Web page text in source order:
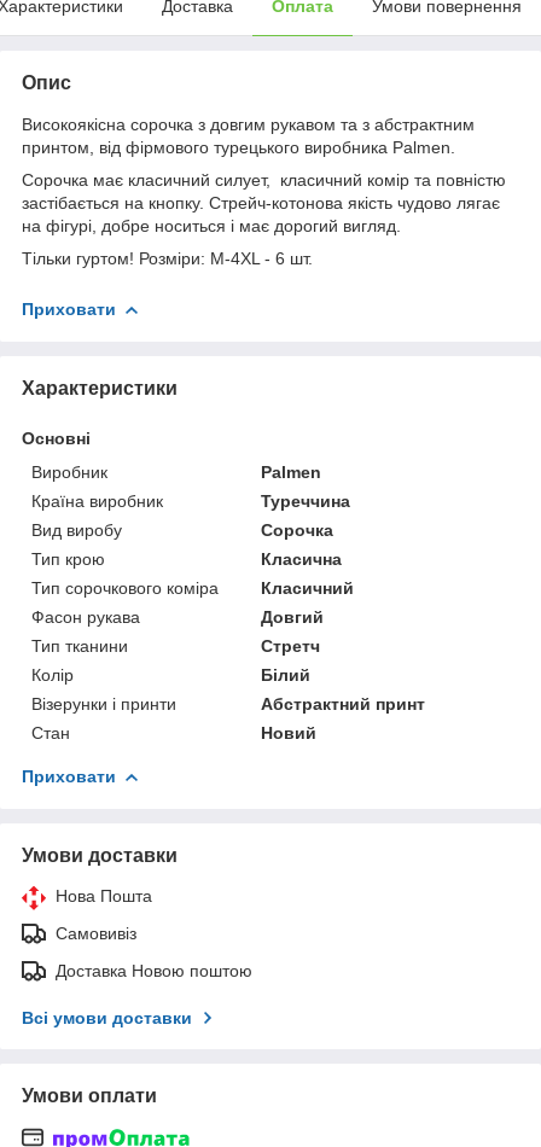
Доставка Оплата Умови повернення
Опис
Високоякісна сорочка з довгим рукавом та з абстрактним
принтом, від фірмового турецького виробника Palmen.
Сорочка має класичний силует, класичний комір та повністю
застібається на кнопку. Стрейч-котонова якість чудово лягає
на фігурі, добре носиться і має дорогий вигляд.
Тільки гуртом! Розміри: M-4XL - 6 шт.
Приховати
Характеристики
Основні
Виробник
Palmen
Країна виробник
Туреччина
Вид виробу
Сорочка
Тип крою
Класична
Тип сорочкового коміра
Класичний
Фасон рукава
Довгий
Тип тканини
Стретч
Колір
Білий
Візерунки і принти
Абстрактний принт
Стан
Новий
Приховати
Умови доставки
Нова Пошта
Самовивіз
Доставка Новою поштою
Всі умови доставки
Умови оплати